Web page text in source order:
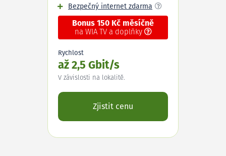
Bezpečný internet zdarma
Bonus 150 Kč měsíčně
na WIA TV a doplňky
Rychlost
až 2,5 Gbit/s
V závislosti na lokalitě.
Zjistit cenu